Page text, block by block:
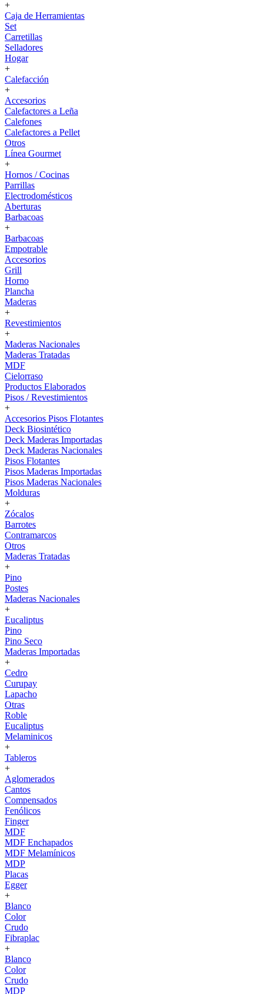
+
Caja de Herramientas
Set
Carretillas
Selladores
Hogar
+
Calefacción
+
Accesorios
Calefactores a Leña
Calefones
Calefactores a Pellet
Otros
Línea Gourmet
+
Hornos / Cocinas
Parrillas
Electrodomésticos
Aberturas
Barbacoas
+
Barbacoas
Empotrable
Accesorios
Grill
Horno
Plancha
Maderas
+
Revestimientos
+
Maderas Nacionales
Maderas Tratadas
MDF
Cielorraso
Productos Elaborados
Pisos / Revestimientos
+
Accesorios Pisos Flotantes
Deck Biosintético
Deck Maderas Importadas
Deck Maderas Nacionales
Pisos Flotantes
Pisos Maderas Importadas
Pisos Maderas Nacionales
Molduras
+
Zócalos
Barrotes
Contramarcos
Otros
Maderas Tratadas
+
Pino
Postes
Maderas Nacionales
+
Eucaliptus
Pino
Pino Seco
Maderas Importadas
+
Cedro
Curupay
Lapacho
Otras
Roble
Eucaliptus
Melaminicos
+
Tableros
+
Aglomerados
Cantos
Compensados
Fenólicos
Finger
MDF
MDF Enchapados
MDF Melamínicos
MDP
Placas
Egger
+
Blanco
Color
Crudo
Fibraplac
+
Blanco
Color
Crudo
MDP